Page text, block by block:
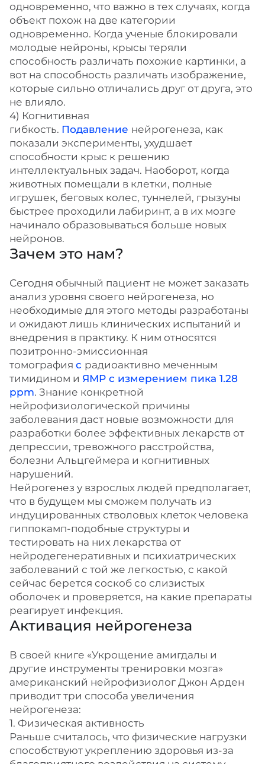
одновременно, что важно в тех случаях, когда
объект похож на две категории
одновременно. Когда ученые блокировали
молодые нейроны, крысы теряли
способность различать похожие картинки, а
вот на способность различать изображение,
которые сильно отличались друг от друга, это
не влияло.
4) Когнитивная
гибкость. Подавление нейрогенеза, как
показали эксперименты, ухудшает
способности крыс к решению
интеллектуальных задач. Наоборот, когда
животных помещали в клетки, полные
игрушек, беговых колес, туннелей, грызуны
быстрее проходили лабиринт, а в их мозге
начинало образовываться больше новых
нейронов.
Зачем это нам?
Сегодня обычный пациент не может заказать
анализ уровня своего нейрогенеза, но
необходимые для этого методы разработаны
и ожидают лишь клинических испытаний и
внедрения в практику. К ним относятся
позитронно-эмиссионная
томография с радиоактивно меченным
тимидином и ЯМР с измерением пика 1.28
ppm. Знание конкретной
нейрофизиологической причины
заболевания даст новые возможности для
разработки более эффективных лекарств от
депрессии, тревожного расстройства,
болезни Альцгеймера и когнитивных
нарушений.
Нейрогенез у взрослых людей предполагает,
что в будущем мы сможем получать из
индуцированных стволовых клеток человека
гиппокамп-подобные структуры и
тестировать на них лекарства от
нейродегенеративных и психиатрических
заболеваний с той же легкостью, с какой
сейчас берется соскоб со слизистых
оболочек и проверяется, на какие препараты
реагирует инфекция.
Активация нейрогенеза
В своей книге «Укрощение амигдалы и
другие инструменты тренировки мозга»
американский нейрофизиолог Джон Арден
приводит три способа увеличения
нейрогенеза:
1. Физическая активность
Раньше считалось, что физические нагрузки
способствуют укреплению здоровья из-за